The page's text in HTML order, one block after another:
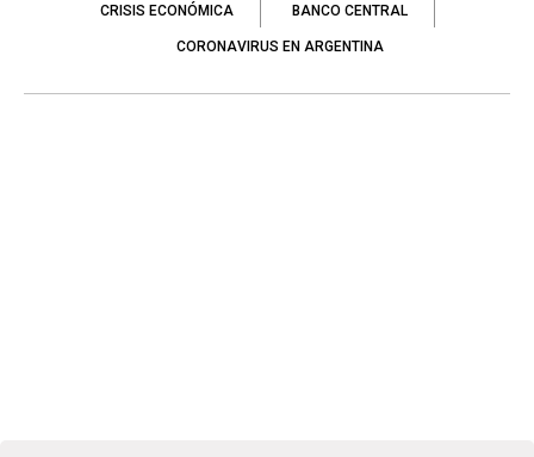
CRISIS ECONÓMICA BANCO CENTRAL
CORONAVIRUS EN ARGENTINA